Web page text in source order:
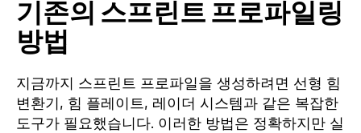
기존의 스프린트 프로파일링
방법
지금까지 스프린트 프로파일을 생성하려면 선형 힘
변환기, 힘 플레이트, 레이더 시스템과 같은 복잡한
도구가 필요했습니다. 이러한 방법은 정확하지만 실